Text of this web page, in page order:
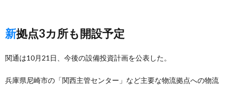
新拠点3カ所も開設予定
関通は10月21日、今後の設備投資計画を公表した。
兵庫県尼崎市の「関西主管センター」など主要な物流拠点への物流